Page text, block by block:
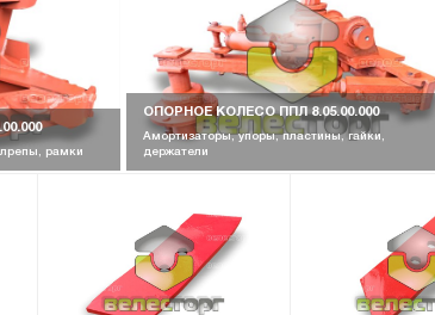
рамки
ОПОРНОЕ КОЛЕСО ППЛ 8.05.00.000
Амортизаторы, упоры, пластины, гайки,
держатели